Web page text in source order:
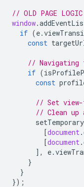
// OLD PAGE LOGIC
window.
if (e.
const
// Navigating
if (
const
// Set view-
// Clean up
[document .
[document .
],
e.
}
}
});